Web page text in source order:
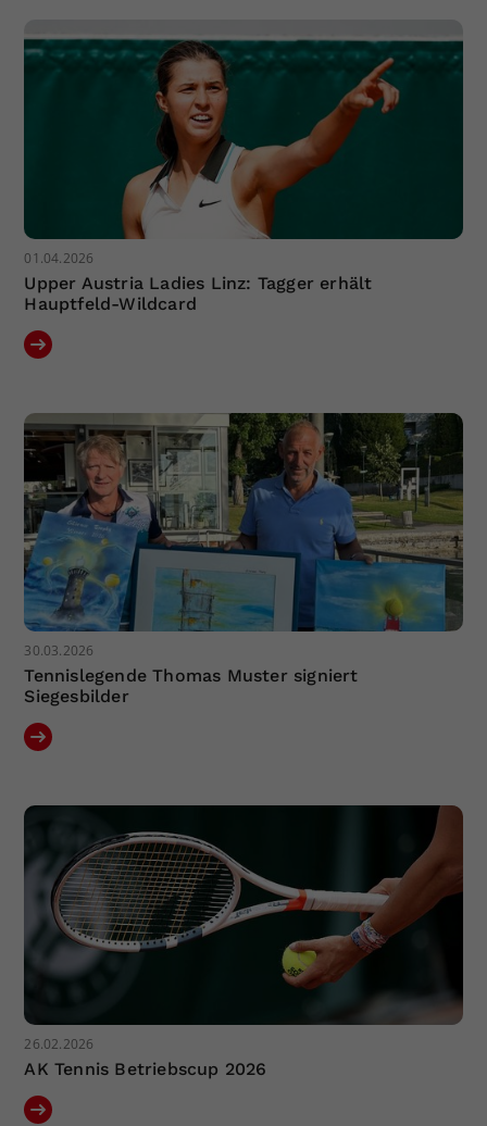
01.04.2026
Upper Austria Ladies Linz: Tagger erhält
Hauptfeld-Wildcard
30.03.2026
Tennislegende Thomas Muster signiert
Siegesbilder
26.02.2026
AK Tennis Betriebscup 2026